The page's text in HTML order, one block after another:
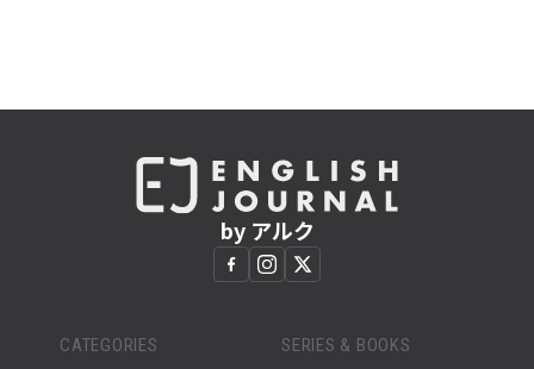
by アルク
CATEGORIES SERIES & BOOKS